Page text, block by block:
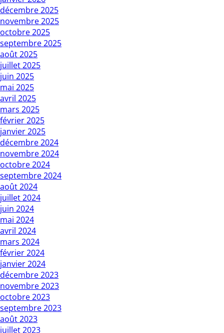
décembre 2025
novembre 2025
octobre 2025
septembre 2025
août 2025
juillet 2025
juin 2025
mai 2025
avril 2025
mars 2025
février 2025
janvier 2025
décembre 2024
novembre 2024
octobre 2024
septembre 2024
août 2024
juillet 2024
juin 2024
mai 2024
avril 2024
mars 2024
février 2024
janvier 2024
décembre 2023
novembre 2023
octobre 2023
septembre 2023
août 2023
juillet 2023